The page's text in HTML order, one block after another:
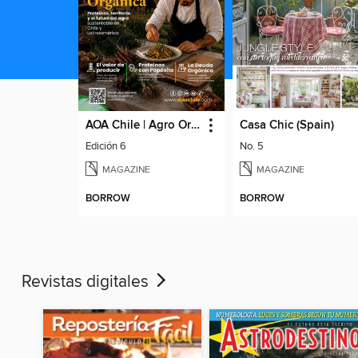
AOA Chile | Agro Orgánico & Alimentos Saludables
Edición 6
MAGAZINE
BORROW
Casa Chic (Spain)
No. 5
MAGAZINE
BORROW
Revistas digitales